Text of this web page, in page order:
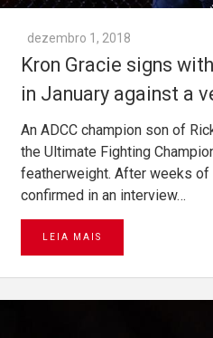
dezembro 1, 2018
Kron Gracie signs
in January against a
An ADCC champion son of
the Ultimate Fighting
featherweight. After weeks of
confirmed in an interview…
LEIA MAIS